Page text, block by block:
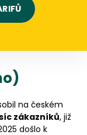
na českém
zákazníků, již
došlo k